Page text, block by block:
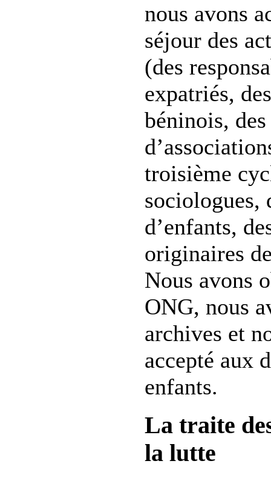
nous avons
séjour des
(des
expatriés,
béninois,
troisième
sociologues,
d’enfants,
originaires
Nous avons
ONG, nous
archives et
accepté aux
enfants.
La traite
la lutte